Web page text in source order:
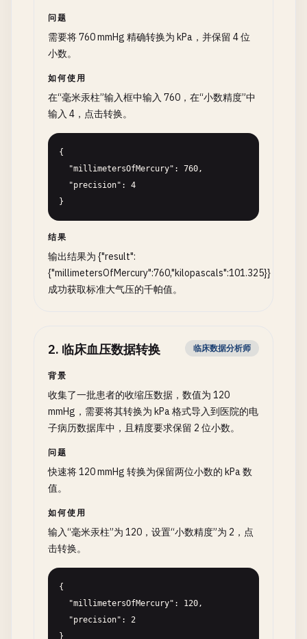
问题
需要将 760 mmHg 精确转换为 kPa，并保留 4 位
小数。
如何使用
在“毫米汞柱”输入框中输入 760，在“小数精度”中
输入 4，点击转换。
{
}
结果
输出结果为 {"result":
{"millimetersOfMercury":760,"kilopascals":101.325}}，
成功获取标准大气压的千帕值。
2. 临床血压数据转换 临床数据分析师
背景
收集了一批患者的收缩压数据，数值为 120
mmHg，需要将其转换为 kPa 格式导入到医院的电
子病历数据库中，且精度要求保留 2 位小数。
问题
快速将 120 mmHg 转换为保留两位小数的 kPa 数
值。
如何使用
输入“毫米汞柱”为 120，设置“小数精度”为 2，点
击转换。
{
}